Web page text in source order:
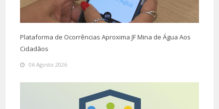
Plataforma de Ocorrências Aproxima JF Mina de Água Aos
Cidadãos
06 Agosto 2026